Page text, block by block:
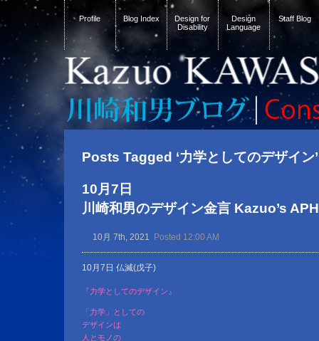
Profile Blog Index
Design for
Disability
Design
Language
Staff Blog
Posts Tagged ‘力学としてのデザイン’
10月7日
川崎和男のデザイン金言 Kazuo’s
10月 7th, 2021 Posted 12:00 AM
10月7日 仏滅(戊子)
『力学としてのデザイン』
「力学」としての
デザインは
人とモノの